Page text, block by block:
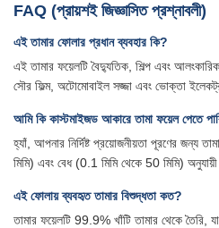
FAQ (প্রায়শই জিজ্ঞাসিত প্রশ্নাবলী)
এই তামার ফোলার প্রধান ব্যবহার কি?
এই তামার ফয়েলটি বৈদ্যুতিক, শিল্প এবং
সৌর ফিল্ম, অটোমোবাইল সজ্জা এবং ভোক্তা
আমি কি কাস্টমাইজড আকারে তামা ফয়েল পেতে
হ্যাঁ, আপনার নির্দিষ্ট প্রয়োজনীয়তা পূরণের জন্য
মিমি) এবং বেধ (0.1 মিমি থেকে 50 মিমি)
এই ফোলায় ব্যবহৃত তামার বিশুদ্ধতা কত?
তামার ফয়েলটি 99.9% খাঁটি তামার থেকে তৈরি, যা